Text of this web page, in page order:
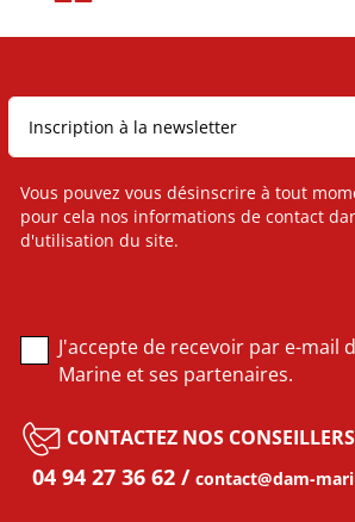
Vous pouvez vous désinscrire à tout
pour cela nos informations de contact
d'utilisation du site.
J'accepte de recevoir par e-mail
Marine et ses partenaires.
CONTACTEZ NOS
04 94 27 36 62 contact@dam-